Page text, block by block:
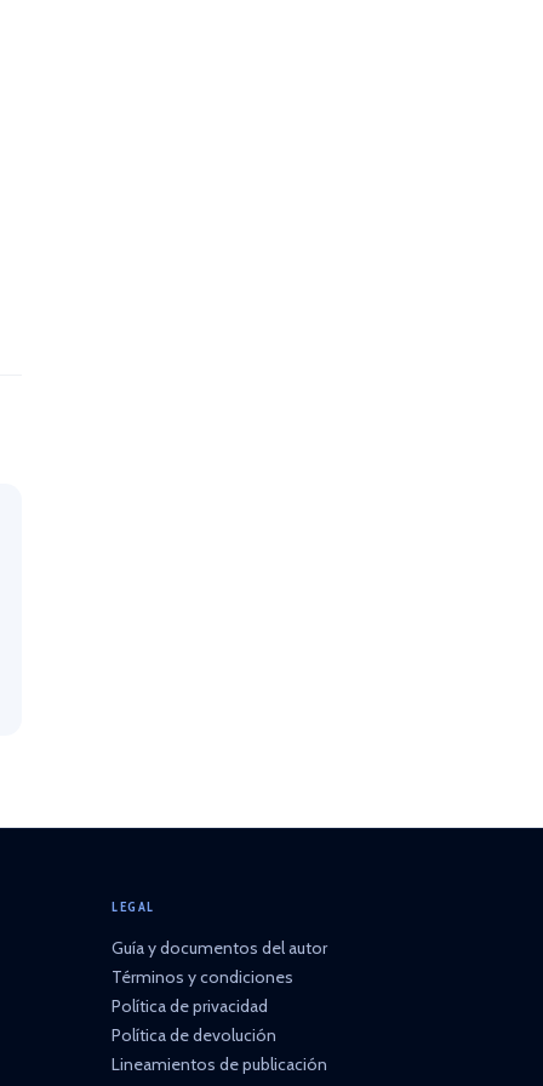
LEGAL
Guía y documentos del autor
Términos y condiciones
Política de privacidad
Política de devolución
Lineamientos de publicación